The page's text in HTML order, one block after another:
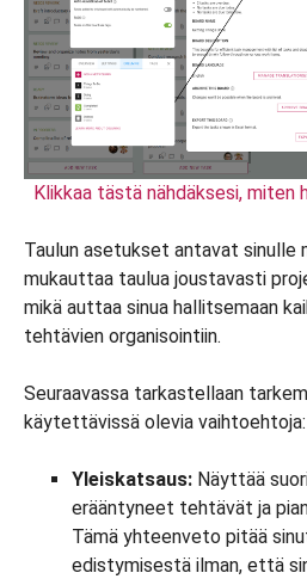
Klikkaa tästä nähdäksesi, miten
Taulun asetukset antavat sinulle
mukauttaa taulua joustavasti
mikä auttaa sinua hallitsemaan
tehtävien organisointiin.
Seuraavassa tarkastellaan
käytettävissä olevia vaihtoehtoja:
Yleiskatsaus: Näyttää
erääntyneet tehtävät ja
Tämä yhteenveto pitää
edistymisestä ilman, että